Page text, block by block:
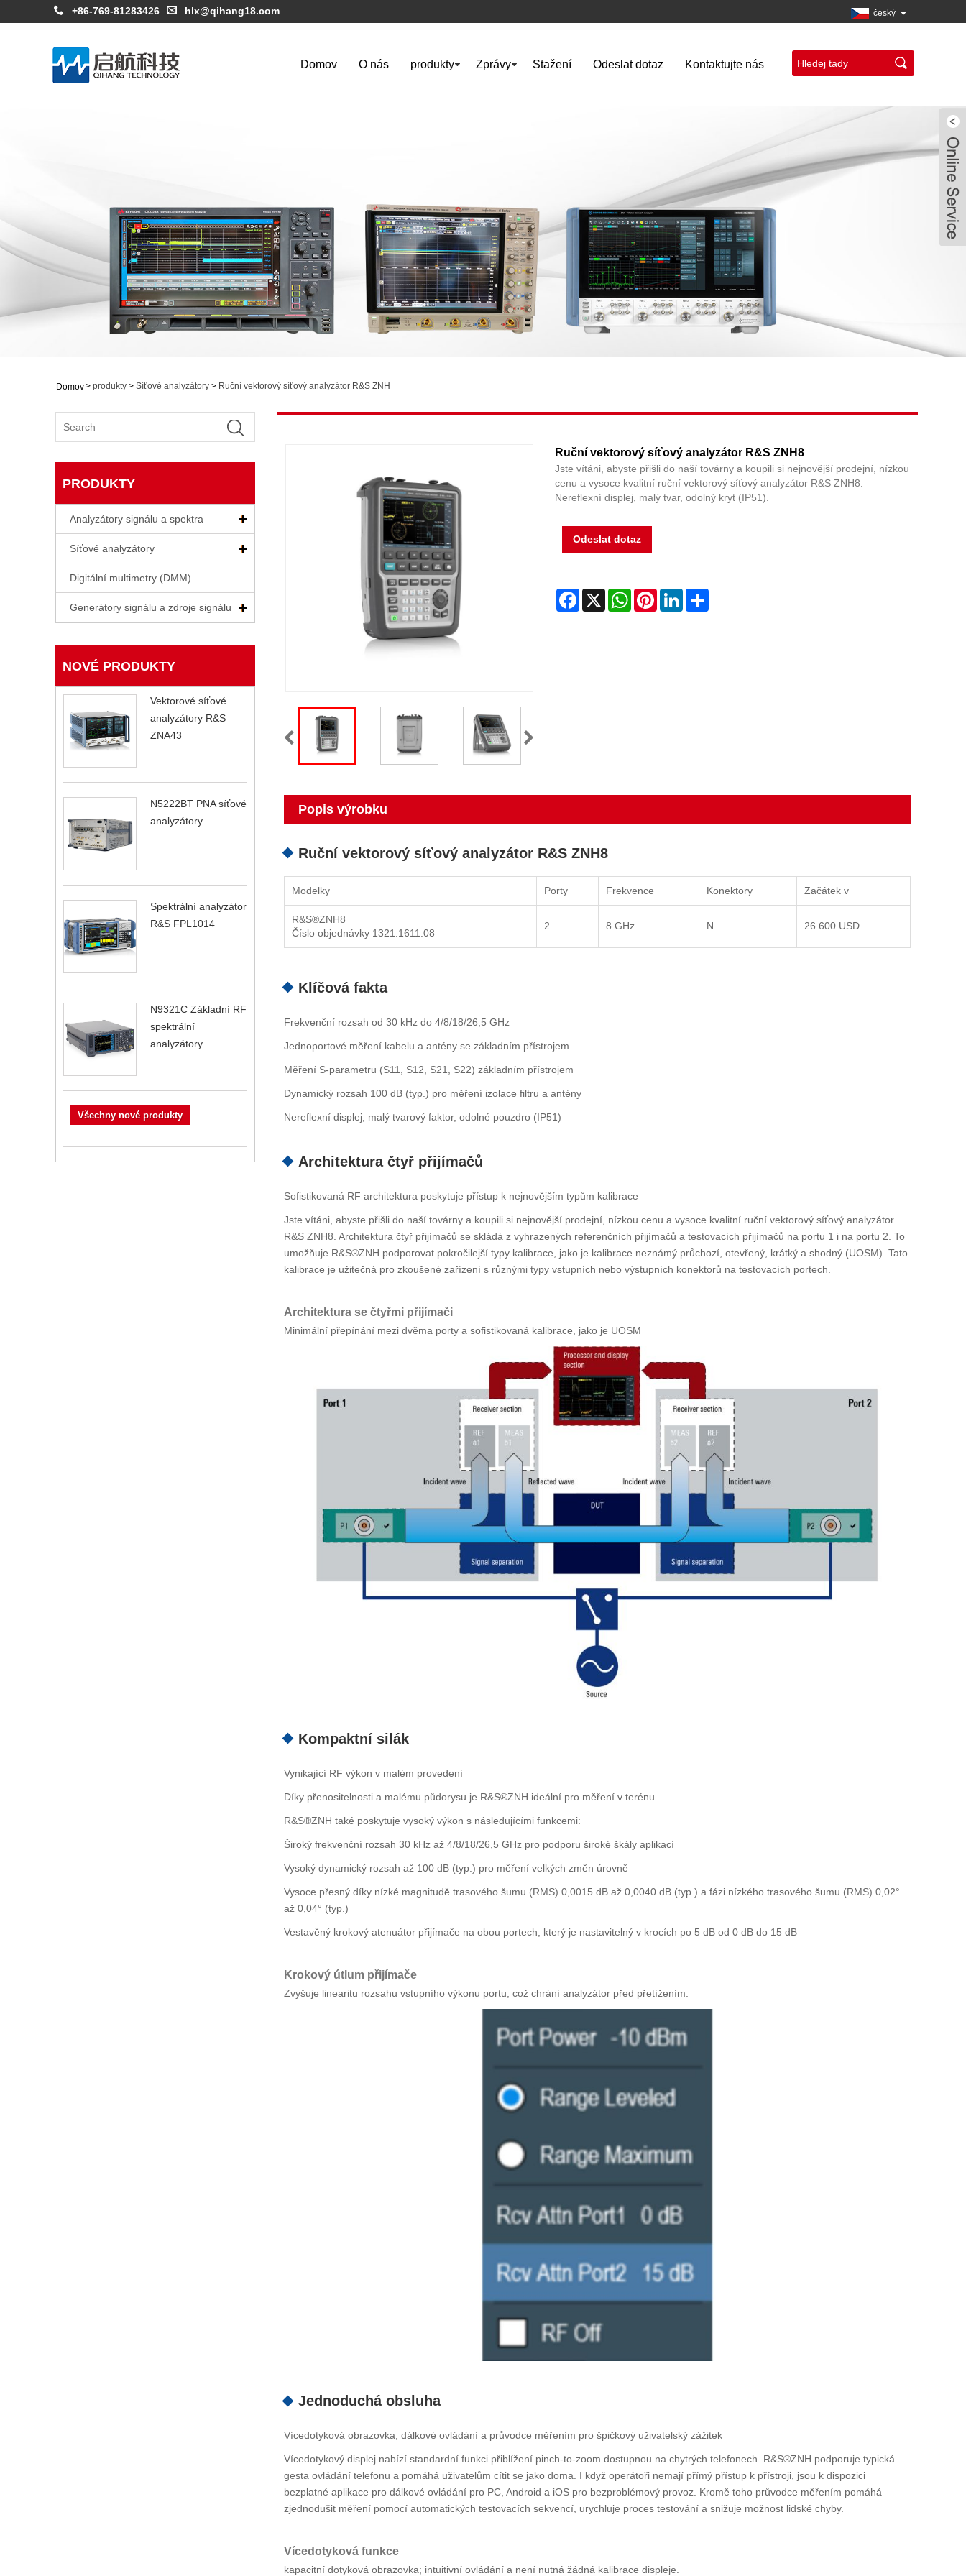
+86-769-81283426 hlx@qihang18.com český
Domov O nás produkty Zprávy Stažení Odeslat dotaz Kontaktujte nás
Domov> produkty > Síťové analyzátory > Ruční vektorový síťový analyzátor R&S ZNH
PRODUKTY
Analyzátory signálu a spektra
Síťové analyzátory
Digitální multimetry (DMM)
Generátory signálu a zdroje signálu
NOVÉ PRODUKTY
Vektorové síťové
analyzátory R&S
ZNA43
N5222BT PNA síťové
analyzátory
Spektrální analyzátor
R&S FPL1014
N9321C Základní RF
spektrální
analyzátory
Všechny nové produkty
Ruční vektorový síťový analyzátor R&S ZNH8
Jste vítáni, abyste přišli do naší továrny a koupili si nejnovější prodejní, nízkou
cenu a vysoce kvalitní ruční vektorový síťový analyzátor R&S ZNH8.
Nereflexní displej, malý tvar, odolný kryt (IP51).
Odeslat dotaz
Facebook
X WhatsAppPinterestLinkedInShare
Popis výrobku
Ruční vektorový síťový analyzátor R&S ZNH8
Modelky Porty Frekvence Konektory Začátek v
R&S®ZNH8
Číslo objednávky 1321.1611.08
2 8 GHz N 26 600 USD
Klíčová fakta
Frekvenční rozsah od 30 kHz do 4/8/18/26,5 GHz
Jednoportové měření kabelu a antény se základním přístrojem
Měření S-parametru (S11, S12, S21, S22) základním přístrojem
Dynamický rozsah 100 dB (typ.) pro měření izolace filtru a antény
Nereflexní displej, malý tvarový faktor, odolné pouzdro (IP51)
Architektura čtyř přijímačů
Sofistikovaná RF architektura poskytuje přístup k nejnovějším typům kalibrace
Jste vítáni, abyste přišli do naší továrny a koupili si nejnovější prodejní, nízkou cenu a vysoce kvalitní ruční vektorový síťový analyzátor
R&S ZNH8. Architektura čtyř přijímačů se skládá z vyhrazených referenčních přijímačů a testovacích přijímačů na portu 1 i na portu 2. To
umožňuje R&S®ZNH podporovat pokročilejší typy kalibrace, jako je kalibrace neznámý průchozí, otevřený, krátký a shodný (UOSM). Tato
kalibrace je užitečná pro zkoušené zařízení s různými typy vstupních nebo výstupních konektorů na testovacích portech.
Architektura se čtyřmi přijímači
Minimální přepínání mezi dvěma porty a sofistikovaná kalibrace, jako je UOSM
Kompaktní silák
Vynikající RF výkon v malém provedení
Díky přenositelnosti a malému půdorysu je R&S®ZNH ideální pro měření v terénu.
R&S®ZNH také poskytuje vysoký výkon s následujícími funkcemi:
Široký frekvenční rozsah 30 kHz až 4/8/18/26,5 GHz pro podporu široké škály aplikací
Vysoký dynamický rozsah až 100 dB (typ.) pro měření velkých změn úrovně
Vysoce přesný díky nízké magnitudě trasového šumu (RMS) 0,0015 dB až 0,0040 dB (typ.) a fázi nízkého trasového šumu (RMS) 0,02°
až 0,04° (typ.)
Vestavěný krokový atenuátor přijímače na obou portech, který je nastavitelný v krocích po 5 dB od 0 dB do 15 dB
Krokový útlum přijímače
Zvyšuje linearitu rozsahu vstupního výkonu portu, což chrání analyzátor před přetížením.
Jednoduchá obsluha
Vícedotyková obrazovka, dálkové ovládání a průvodce měřením pro špičkový uživatelský zážitek
Vícedotykový displej nabízí standardní funkci přiblížení pinch-to-zoom dostupnou na chytrých telefonech. R&S®ZNH podporuje typická
gesta ovládání telefonu a pomáhá uživatelům cítit se jako doma. I když operátoři nemají přímý přístup k přístroji, jsou k dispozici
bezplatné aplikace pro dálkové ovládání pro PC, Android a iOS pro bezproblémový provoz. Kromě toho průvodce měřením pomáhá
zjednodušit měření pomocí automatických testovacích sekvencí, urychluje proces testování a snižuje možnost lidské chyby.
Vícedotyková funkce
kapacitní dotyková obrazovka; intuitivní ovládání a není nutná žádná kalibrace displeje.